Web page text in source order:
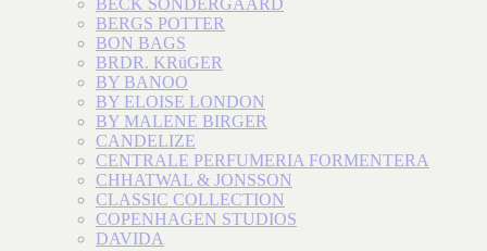
BECK SÖNDERGAARD
BERGS POTTER
BON BAGS
BRDR. KRüGER
BY BANOO
BY ELOISE LONDON
BY MALENE BIRGER
CANDELIZE
CENTRALE PERFUMERIA FORMENTERA
CHHATWAL & JONSSON
CLASSIC COLLECTION
COPENHAGEN STUDIOS
DAVIDA